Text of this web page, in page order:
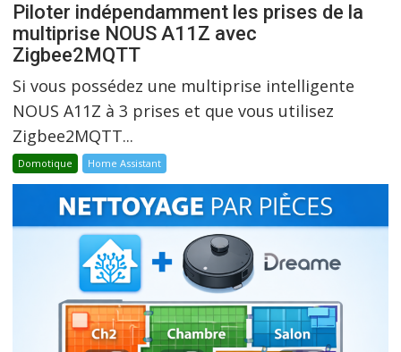
Piloter indépendamment les prises de la
multiprise NOUS A11Z avec
Zigbee2MQTT
Si vous possédez une multiprise intelligente
NOUS A11Z à 3 prises et que vous utilisez
Zigbee2MQTT...
Domotique Home Assistant